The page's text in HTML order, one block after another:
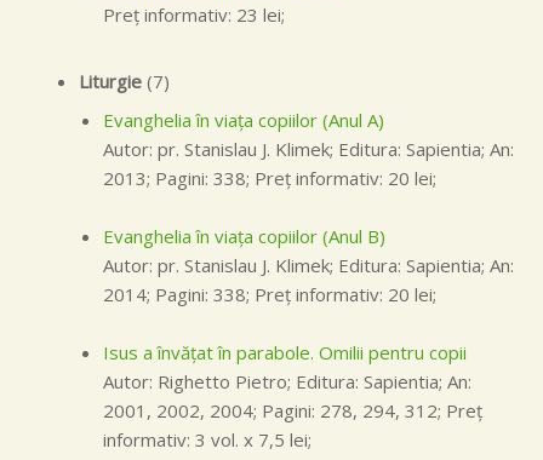
Preţ informativ: 23 lei;
Liturgie(7)
Evanghelia în viaţa copiilor (Anul A)
Autor: pr. Stanislau J. Klimek; Editura: Sapientia; An:
2013; Pagini: 338; Preţ informativ: 20 lei;
Evanghelia în viaţa copiilor (Anul B)
Autor: pr. Stanislau J. Klimek; Editura: Sapientia; An:
2014; Pagini: 338; Preţ informativ: 20 lei;
Isus a învăţat în parabole. Omilii pentru copii
Autor: Righetto Pietro; Editura: Sapientia; An:
2001, 2002, 2004; Pagini: 278, 294, 312; Preţ
informativ: 3 vol. x 7,5 lei;